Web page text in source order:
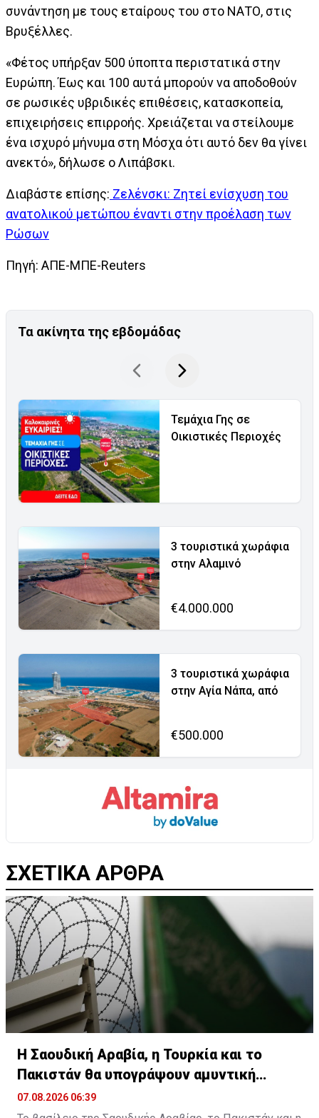
συνάντηση με τους εταίρους του στο ΝΑΤΟ, στις
Βρυξέλλες.
«Φέτος υπήρξαν 500 ύποπτα περιστατικά στην
Ευρώπη. Έως και 100 αυτά μπορούν να αποδοθούν
σε ρωσικές υβριδικές επιθέσεις, κατασκοπεία,
επιχειρήσεις επιρροής. Χρειάζεται να στείλουμε
ένα ισχυρό μήνυμα στη Μόσχα ότι αυτό δεν θα γίνει
ανεκτό», δήλωσε ο Λιπάβσκι.
Διαβάστε επίσης: Ζελένσκι: Ζητεί ενίσχυση του
ανατολικού μετώπου έναντι στην προέλαση των
Ρώσων
Πηγή: ΑΠΕ-ΜΠΕ-Reuters
Τα ακίνητα της εβδομάδας
Τεμάχια Γης σε
Οικιστικές Περιοχές
3 τουριστικά χωράφια
στην Αλαμινό
€4.000.000
3 τουριστικά χωράφια
στην Αγία Νάπα, από
€500.000
ΣΧΕΤΙΚΑ ΑΡΘΡΑ
Η Σαουδική Αραβία, η Τουρκία και το
Πακιστάν θα υπογράψουν αμυντική
συμφωνία
07.08.2026 06:39